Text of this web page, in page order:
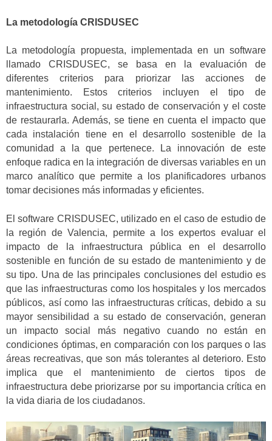
La metodología CRISDUSEC
La metodología propuesta, implementada en un software
llamado CRISDUSEC, se basa en la evaluación de
diferentes criterios para priorizar las acciones de
mantenimiento. Estos criterios incluyen el tipo de
infraestructura social, su estado de conservación y el coste
de restaurarla. Además, se tiene en cuenta el impacto que
cada instalación tiene en el desarrollo sostenible de la
comunidad a la que pertenece. La innovación de este
enfoque radica en la integración de diversas variables en un
marco analítico que permite a los planificadores urbanos
tomar decisiones más informadas y eficientes.
El software CRISDUSEC, utilizado en el caso de estudio de
la región de Valencia, permite a los expertos evaluar el
impacto de la infraestructura pública en el desarrollo
sostenible en función de su estado de mantenimiento y de
su tipo. Una de las principales conclusiones del estudio es
que las infraestructuras como los hospitales y los mercados
públicos, así como las infraestructuras críticas, debido a su
mayor sensibilidad a su estado de conservación, generan
un impacto social más negativo cuando no están en
condiciones óptimas, en comparación con los parques o las
áreas recreativas, que son más tolerantes al deterioro. Esto
implica que el mantenimiento de ciertos tipos de
infraestructura debe priorizarse por su importancia crítica en
la vida diaria de los ciudadanos.